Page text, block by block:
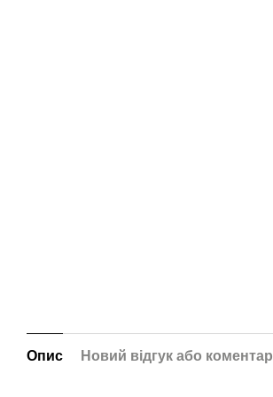
Опис Новий відгук або коментар